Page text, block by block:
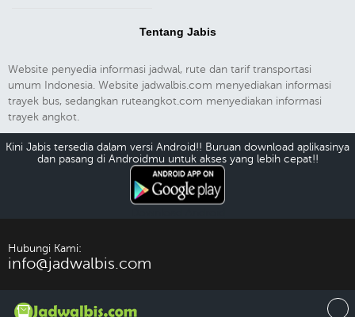
Tentang Jabis
Website penyedia informasi jadwal, rute dan tarif transportasi
umum Indonesia. Website jadwalbis.com menyediakan informasi
trayek bus, sedangkan ruteangkot.com menyediakan informasi
trayek angkot.
Kini Jabis tersedia dalam versi Android!! Buruan download aplikasinya
dan pasang di Androidmu untuk akses yang lebih cepat!!
Hubungi Kami:
info@jadwalbis.com